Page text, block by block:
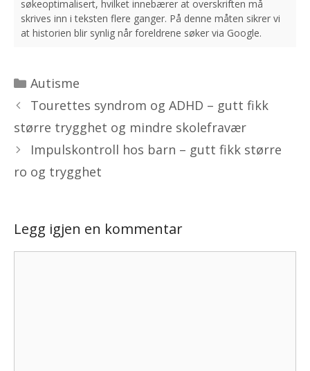
Kategorier
Autisme
Tourettes syndrom og ADHD – gutt fikk
større trygghet og mindre skolefravær
Impulskontroll hos barn – gutt fikk større
ro og trygghet
Legg igjen en kommentar